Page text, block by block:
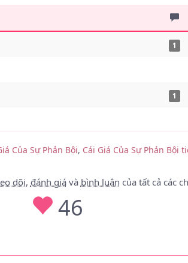
1
1
Của Sự Phản Bội, Cái Giá Của Sự Phản Bội
dõi, đánh giávà bình luận của tất cả các
46